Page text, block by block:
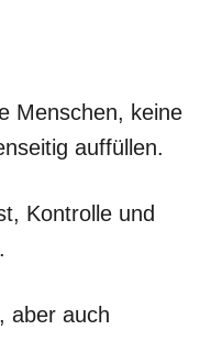
Menschen, keine
auffüllen.
Kontrolle und
aber auch